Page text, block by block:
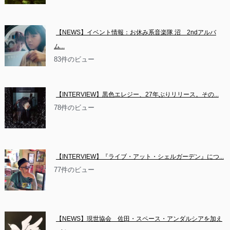
【NEWS】イベント情報：お休み系音楽隊 沼　2ndアルバ
ム...
83件のビュー
【INTERVIEW】黒色エレジー、27年ぶりリリース。その...
78件のビュー
【INTERVIEW】『ライブ・アット・シェルガーデン』につ...
77件のビュー
【NEWS】現世協会　佐田・スペース・アンダルシアを加え